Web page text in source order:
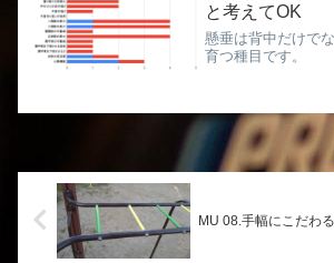
と考えてOK
懸垂は背中だけで
育つ種目です。
MU 08.手幅にこだわ